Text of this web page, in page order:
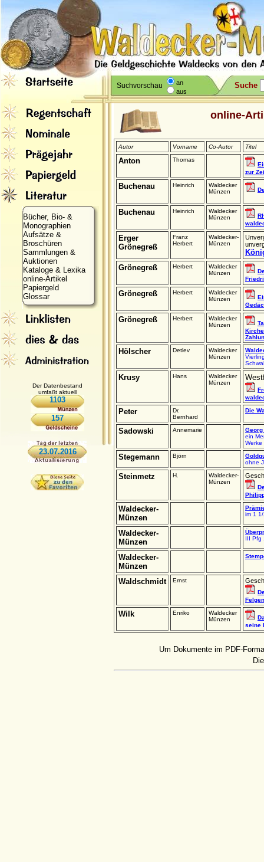
Suchvorschau
an
aus
Suche
Bücher, Bio- &
Monographien
Aufsätze &
Broschüren
Sammlungen &
Auktionen
Kataloge & Lexika
online-Artikel
Papiergeld
Glossar
Der Datenbestand
umfaßt aktuell
1103
157
23.07.2016
online-
Autor Vorname Co-Autor Titel
Anton Thomas
zur
Buchenau Heinrich
Waldecker
Münzen
Buchenau Heinrich
Waldecker
Münzen
Erger
Grönegreß
Franz
Herbert
Waldecker-
Münzen
Grönegreß
Herbert
Waldecker
Münzen
Grönegreß Herbert
Waldecker
Münzen
Grönegreß Herbert
Waldecker
Münzen
Hölscher Detlev
Waldecker
Münzen
Krusy Hans
Waldecker
Münzen
Peter
Dr.
Bernhard
Die
Sadowski Annemarie
ein
Werke
Stegemann Björn
ohne
Steinmetz H.
Waldecker-
Münzen
Waldecker-
Münzen
im 1
Waldecker-
Münzen
III Pfg
Waldecker-
Münzen
Waldschmidt Ernst
Wilk Enriko
Waldecker
Münzen
seine
Um Dokumente im PDF-